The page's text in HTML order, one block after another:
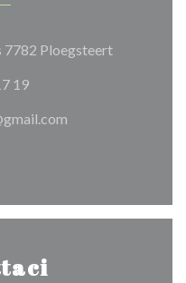
7782 Ploegsteert((apre una
19
((apre una nuova